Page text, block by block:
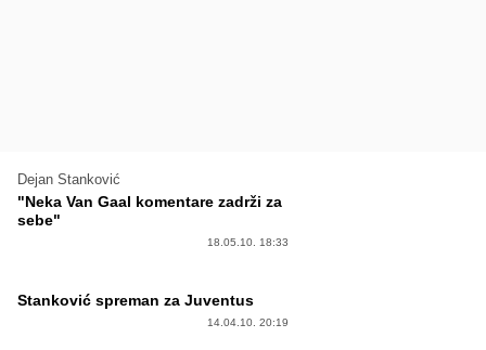
Dejan Stanković
"Neka Van Gaal komentare zadrži za
sebe"
18.05.10. 18:33
Stanković spreman za Juventus
14.04.10. 20:19